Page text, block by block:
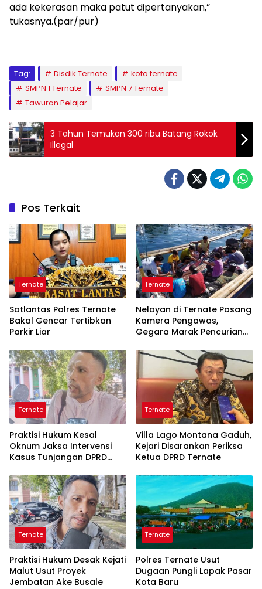
ada kekerasan maka patut dipertanyakan,”
tukasnya.(par/pur)
Tag: Disdik Ternate
kota ternate
SMPN 1 Ternate
SMPN 7 Ternate
Tawuran Pelajar
3 Tahun Temukan 300 ribu Batang Rokok
Illegal
Pos Terkait
Ternate
Satlantas Polres Ternate
Bakal Gencar Tertibkan
Parkir Liar
Ternate
Nelayan di Ternate Pasang
Kamera Pengawas,
Gegara Marak Pencurian
Ternate
Praktisi Hukum Kesal
Oknum Jaksa Intervensi
Kasus Tunjangan DPRD
Ternate
Villa Lago Montana Gaduh,
Kejari Disarankan Periksa
Ketua DPRD Ternate
Ternate
Praktisi Hukum Desak Kejati
Malut Usut Proyek
Jembatan Ake Busale
Ternate
Polres Ternate Usut
Dugaan Pungli Lapak Pasar
Kota Baru